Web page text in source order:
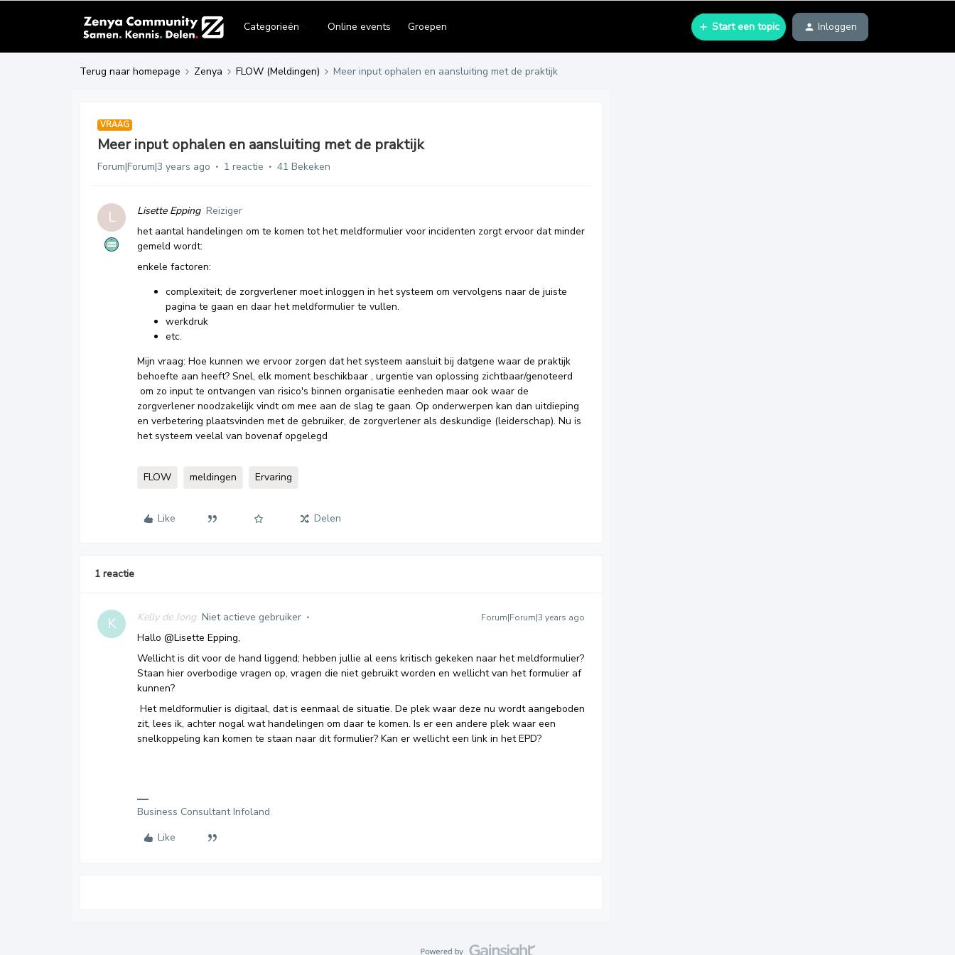
Categorieën Online events Groepen Start een topic Inloggen
Terug naar homepage Zenya FLOW (Meldingen) Meer input ophalen en aansluiting met de praktijk
VRAAG
Meer input ophalen en aansluiting met de praktijk
Forum|Forum|3 years ago 1 reactie 41 Bekeken
L Lisette Epping Reiziger
het aantal handelingen om te komen tot het meldformulier voor incidenten zorgt ervoor dat minder
gemeld wordt:
enkele factoren:
complexiteit; de zorgverlener moet inloggen in het systeem om vervolgens naar de juiste
pagina te gaan en daar het meldformulier te vullen.
werkdruk
etc.
Mijn vraag: Hoe kunnen we ervoor zorgen dat het systeem aansluit bij datgene waar de praktijk
behoefte aan heeft? Snel, elk moment beschikbaar , urgentie van oplossing zichtbaar/genoteerd
om zo input te ontvangen van risico's binnen organisatie eenheden maar ook waar de
zorgverlener noodzakelijk vindt om mee aan de slag te gaan. Op onderwerpen kan dan uitdieping
en verbetering plaatsvinden met de gebruiker, de zorgverlener als deskundige (leiderschap). Nu is
het systeem veelal van bovenaf opgelegd
FLOW meldingen Ervaring
Like Delen
1 reactie
K Kelly de Jong Niet actieve gebruiker Forum|Forum|3 years ago
Hallo @Lisette Epping,
Wellicht is dit voor de hand liggend; hebben jullie al eens kritisch gekeken naar het meldformulier?
Staan hier overbodige vragen op, vragen die niet gebruikt worden en wellicht van het formulier af
kunnen?
Het meldformulier is digitaal, dat is eenmaal de situatie. De plek waar deze nu wordt aangeboden
zit, lees ik, achter nogal wat handelingen om daar te komen. Is er een andere plek waar een
snelkoppeling kan komen te staan naar dit formulier? Kan er wellicht een link in het EPD?
Business Consultant Infoland
Like